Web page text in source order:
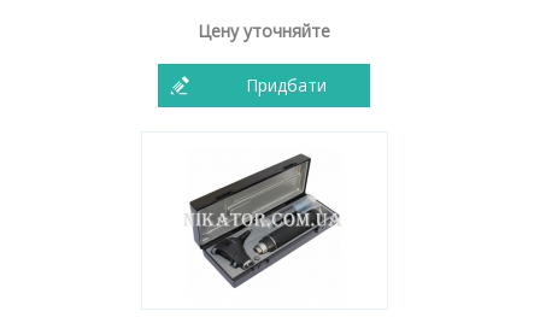
Цену уточняйте
Придбати